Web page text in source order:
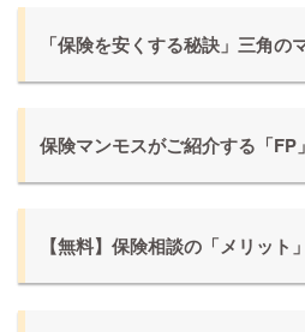
「保険を安くする秘訣」三角の
保険マンモスがご紹介する「FP
【無料】保険相談の「メリット」